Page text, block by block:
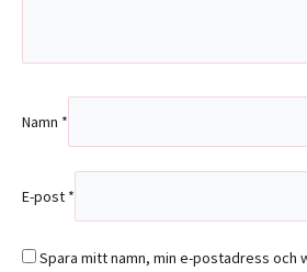
Namn *
E-post *
Spara mitt namn, min e-postadress och